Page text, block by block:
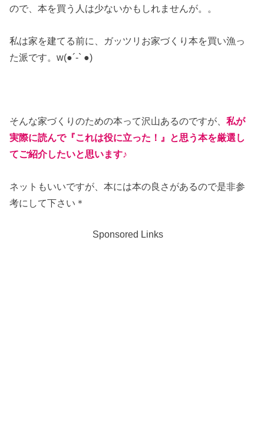
ので、本を買う人は少ないかもしれませんが。。
私は家を建てる前に、ガッツリお家づくり本を買い漁っ
た派です。w(●︎´-` ●︎)
そんな家づくりのための本って沢山あるのですが、私が
実際に読んで『これは役に立った！』と思う本を厳選し
てご紹介したいと思います♪
ネットもいいですが、本には本の良さがあるので是非参
考にして下さい＊
Sponsored Links